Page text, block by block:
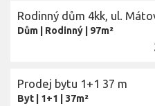
Rodinný dům 4kk, ul.
Dům Rodinný 97m²
Prodej bytu 1+1 37 m
Byt 1+1 37m²